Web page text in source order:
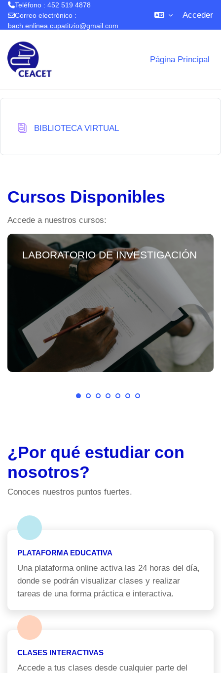
Teléfono : 452 519 4878
Correo electrónico :
bach.enlinea.cupatitzio@gmail.com
Acceder
Página Principal
BIBLIOTECA VIRTUAL
Cursos Disponibles
Accede a nuestros cursos:
LABORATORIO DE INVESTIGACIÓN
¿Por qué estudiar con
nosotros?
Conoces nuestros puntos fuertes.
PLATAFORMA EDUCATIVA
Una plataforma online activa las 24 horas del día,
donde se podrán visualizar clases y realizar
tareas de una forma práctica e interactiva.
CLASES INTERACTIVAS
Accede a tus clases desde cualquier parte del